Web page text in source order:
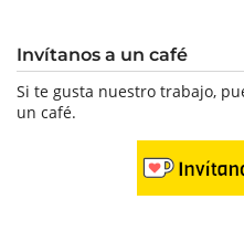
Invítanos a un café
Si te gusta nuestro trabajo,
un café.